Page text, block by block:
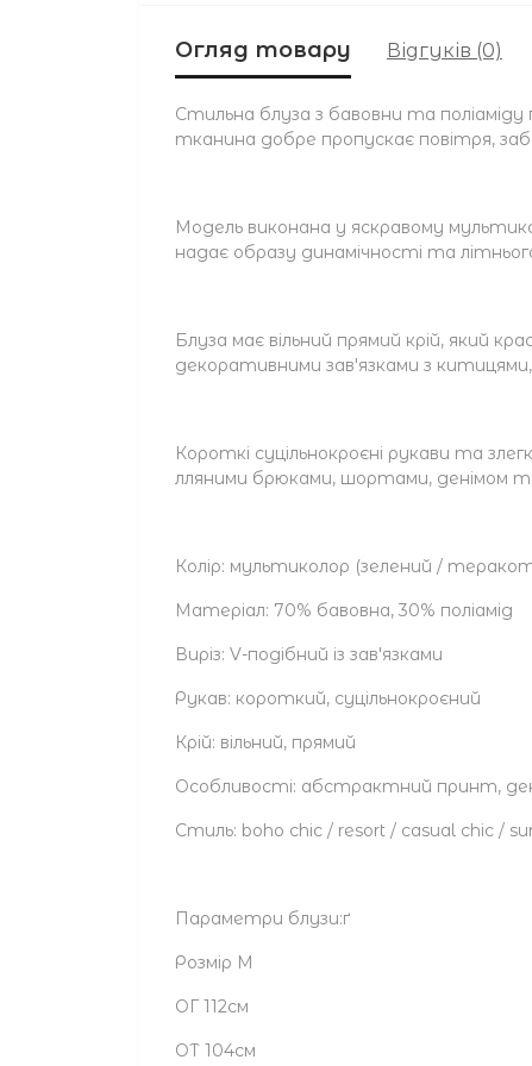
Огляд товару Відгуків (0)
Стильна блуза з бавовни та
тканина добре пропускає повітря,
Модель виконана у яскравому
надає образу динамічності та
Блуза має вільний прямий крій, який
декоративними зав'язками з
Короткі суцільнокроєні рукави та
лляними брюками, шортами, денімом
Колір: мультиколор (зелений /
Матеріал: 70% бавовна, 30% поліамід
Виріз: V-подібний із зав'язками
Рукав: короткий, суцільнокроєний
Крій: вільний, прямий
Особливості: абстрактний принт,
Стиль: boho chic / resort / casual chic /
Параметри блузи:ґ
Розмір М
ОГ 112см
ОТ 104см